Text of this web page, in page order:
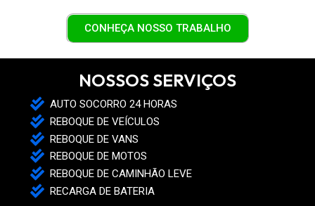
CONHEÇA NOSSO TRABALHO
NOSSOS SERVIÇOS
AUTO SOCORRO 24 HORAS
REBOQUE DE VEÍCULOS
REBOQUE DE VANS
REBOQUE DE MOTOS
REBOQUE DE CAMINHÃO LEVE
RECARGA DE BATERIA